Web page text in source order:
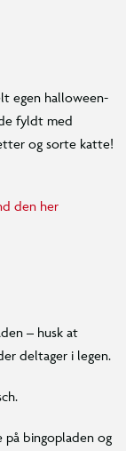
egen halloween-
fyldt med
og sorte katte!
den her
– husk at
deltager i legen.
bingopladen og